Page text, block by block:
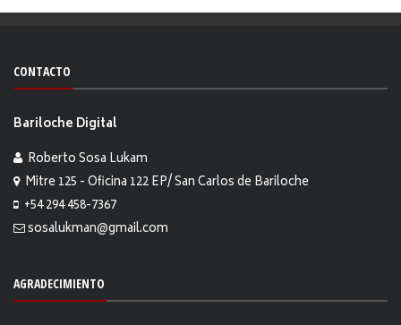
CONTACTO
Bariloche Digital
Roberto Sosa Lukam
Mitre 125 - Oficina 122 EP/ San Carlos de Bariloche
+54 294 458-7367
sosalukman@gmail.com
AGRADECIMIENTO